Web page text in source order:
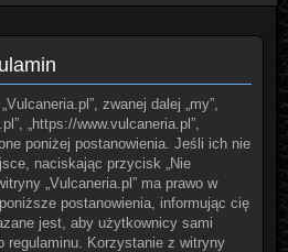
zwanej dalej „my”,
„https://www.vulcaneria.pl”,
poniżej postanowienia. Jeśli ich nie
naciskając przycisk „Nie
„Vulcaneria.pl” ma prawo w
postanowienia, informując cię
jest, aby użytkownicy sami
regulaminu. Korzystanie z witryny